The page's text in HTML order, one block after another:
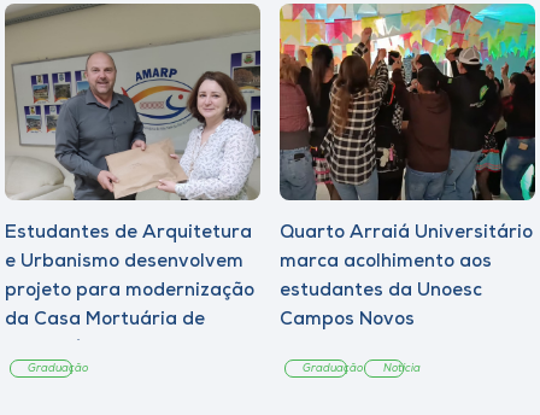
Estudantes de Arquitetura
e Urbanismo desenvolvem
projeto para modernização
da Casa Mortuária de
Graduação
Quarto Arraiá Universitário
marca acolhimento aos
estudantes da Unoesc
Campos Novos
Graduação Notícia